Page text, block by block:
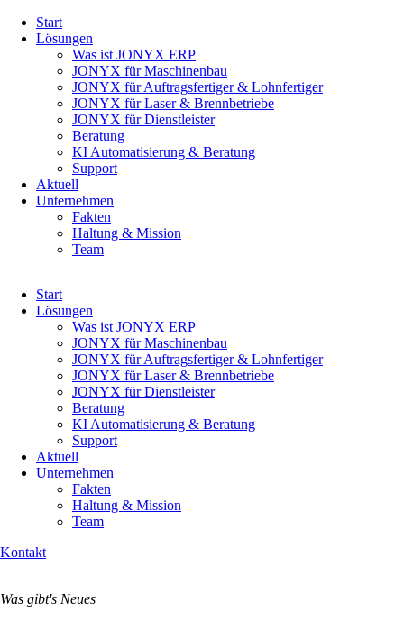
überspringen
Start
Lösungen
Was ist JONYX ERP
JONYX für Maschinenbau
JONYX für Auftragsfertiger & Lohnfertiger
JONYX für Laser & Brennbetriebe
JONYX für Dienstleister
Beratung
KI Automatisierung & Beratung
Support
Aktuell
Unternehmen
Fakten
Haltung & Mission
Team
überspringen
Start
Lösungen
Was ist JONYX ERP
JONYX für Maschinenbau
JONYX für Auftragsfertiger & Lohnfertiger
JONYX für Laser & Brennbetriebe
JONYX für Dienstleister
Beratung
KI Automatisierung & Beratung
Support
Aktuell
Unternehmen
Fakten
Haltung & Mission
Team
Kontakt
Was gibt's Neues